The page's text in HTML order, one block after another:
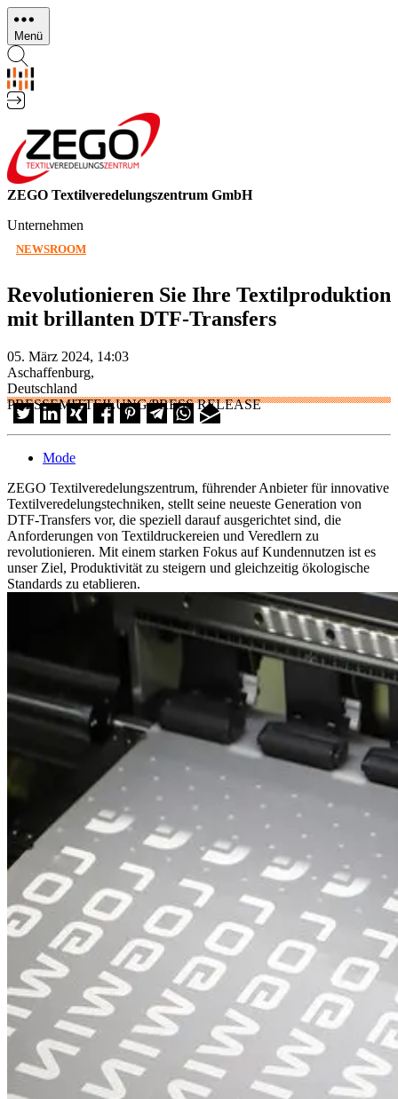
Direkt
zum
Inhalt
Menü
ZEGO Textilveredelungszentrum GmbH
Unternehmen
NEWSROOM
Revolutionieren Sie Ihre Textilproduktion
mit brillanten DTF-Transfers
05. März 2024, 14:03
Aschaffenburg,
Deutschland
PRESSEMITTEILUNG/PRESS RELEASE
Mode
ZEGO Textilveredelungszentrum, führender Anbieter für innovative
Textilveredelungstechniken, stellt seine neueste Generation von
DTF-Transfers vor, die speziell darauf ausgerichtet sind, die
Anforderungen von Textildruckereien und Veredlern zu
revolutionieren. Mit einem starken Fokus auf Kundennutzen ist es
unser Ziel, Produktivität zu steigern und gleichzeitig ökologische
Standards zu etablieren.